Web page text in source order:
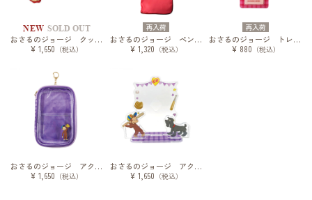
NEW SOLD OUT
おさるのジョージ クッションチャーム付きショルダーストラップ
¥ 1,650 （税込）
再入荷
おさるのジョージ ペンライトケース
¥ 1,320 （税込）
再入荷
おさるのジョージ トレーディングカードホルダー
¥ 880 （税込）
おさるのジョージ アクリルスタンドホルダー
¥ 1,650 （税込）
おさるのジョージ アクリルフォトスタンド
¥ 1,650 （税込）